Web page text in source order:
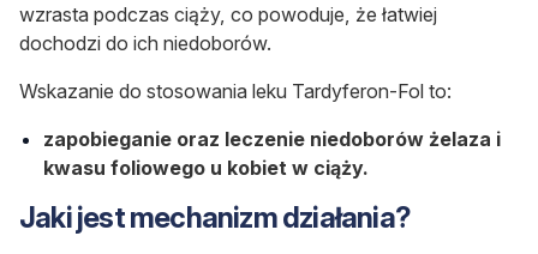
wzrasta podczas ciąży, co powoduje, że łatwiej
dochodzi do ich niedoborów.
Wskazanie do stosowania leku Tardyferon-Fol to:
zapobieganie oraz leczenie niedoborów żelaza i
kwasu foliowego u kobiet w ciąży.
Jaki jest mechanizm działania?